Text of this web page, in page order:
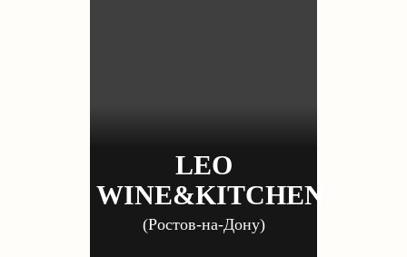
LEO
WINE&KITCHEN
(Ростов-на-Дону)